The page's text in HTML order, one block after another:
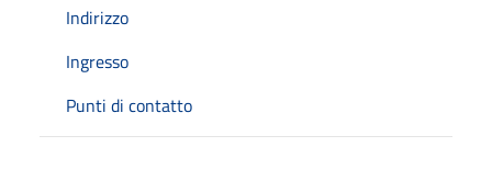
Indirizzo
Ingresso
Punti di contatto